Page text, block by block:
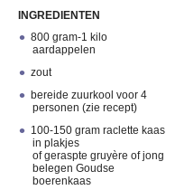
INGREDIENTEN
800 gram-1 kilo
aardappelen
zout
bereide zuurkool voor 4
personen (zie recept)
100-150 gram raclette kaas
in plakjes
of geraspte gruyère of jong
belegen Goudse
boerenkaas